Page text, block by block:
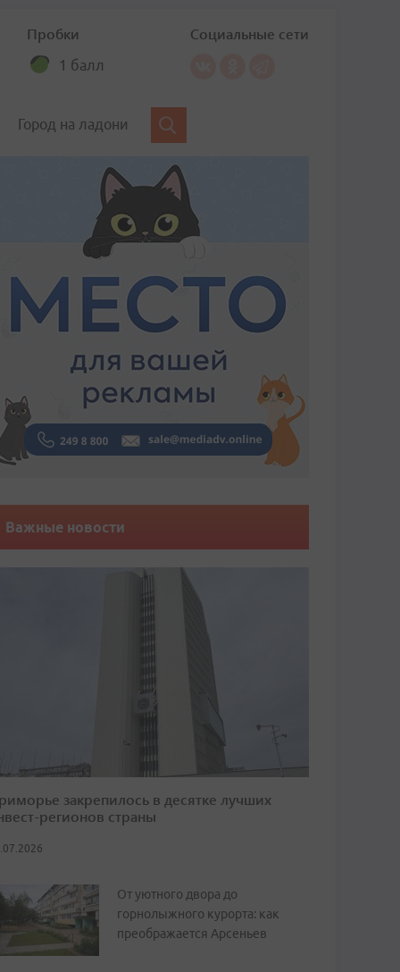
Пробки
1 балл
Социальные сети
Город на ладони
Важные новости
закрепилось в десятке лучших
регионов страны
От уютного двора до
горнолыжного курорта: как
преображается Арсеньев